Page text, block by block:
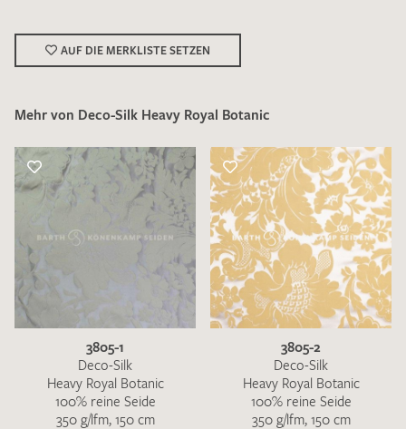
DieDatenschutzbestimmungenhabe ich zur Kenntnis
genommen und akzeptiere diese.
MUSTERANFRAGE SENDEN
AUF DIE MERKLISTE SETZEN
Mehr von Deco-Silk Heavy Royal Botanic
3805-1
Deco-Silk
Heavy Royal Botanic
100% reine Seide
350 g/lfm, 150 cm
3805-2
Deco-Silk
Heavy Royal Botanic
100% reine Seide
350 g/lfm, 150 cm